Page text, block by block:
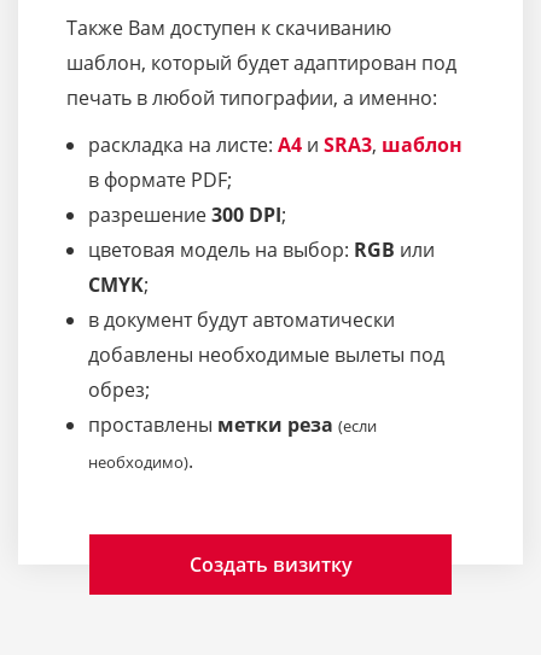
Также Вам доступен к скачиванию
шаблон, который будет адаптирован под
печать в любой типографии, а именно:
раскладка на листе: A4 и SRA3, шаблон
в формате PDF;
разрешение300 DPI;
цветовая модель на выбор: RGB или
CMYK;
в документ будут автоматически
добавлены необходимые вылеты под
обрез;
проставлены метки реза (если
необходимо).
Создать визитку